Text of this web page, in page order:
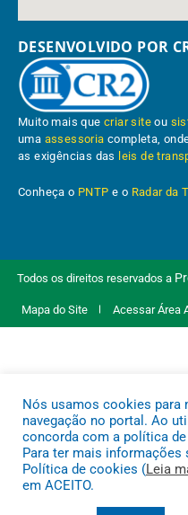
DESENVOLVIDO POR
Muito mais quecriar site ou
uma assessoria completa,
as exigências das leis de
Conheça o PNTP e o Radar da
Todos os direitos reservados a
Mapa do Site Acessar Área
Nós usamos cookies para
navegação no portal. Ao
concorda com a política
Para ter mais
Política de cookies (Leia
em ACEITO.